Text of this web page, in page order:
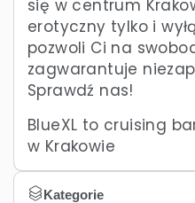
się w centrum
erotyczny tylko i
pozwoli Ci na
zagwarantuje
Sprawdź nas!
BlueXL to cruising
w Krakowie
Kategorie